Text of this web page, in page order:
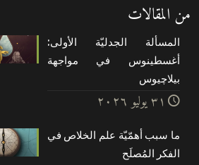
من المقالات
المسألة الجدليّة الأولى:
أغسطينوس في مواجهة
بيلاچيوس
۳۱ يوليو ۲۰۲٦
ما سبب أهمّيّة علم الخلاص في
الفكر المُصلَح